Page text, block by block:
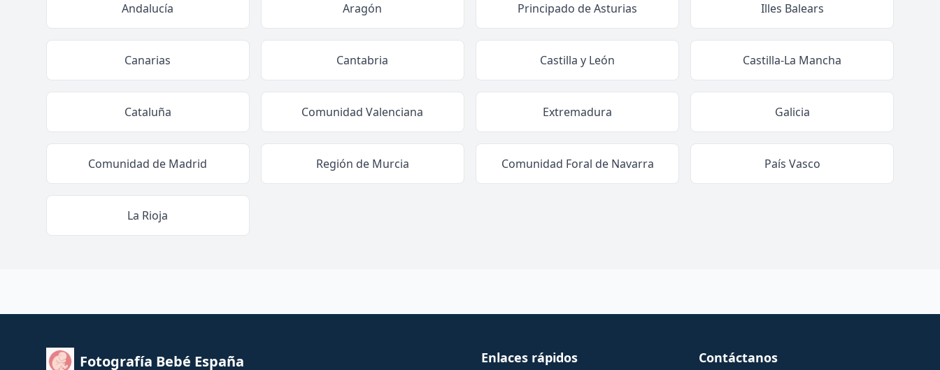
Andalucía Aragón Principado de Asturias Illes Balears
Canarias Cantabria Castilla y León Castilla-La Mancha
Cataluña Comunidad Valenciana Extremadura Galicia
Comunidad de Madrid Región de Murcia Comunidad Foral de Navarra País Vasco
La Rioja
Fotografía Bebé España Enlaces rápidos Contáctanos